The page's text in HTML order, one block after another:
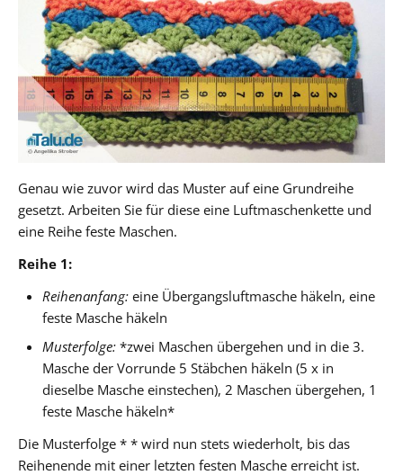
Genau wie zuvor wird das Muster auf eine Grundreihe
gesetzt. Arbeiten Sie für diese eine Luftmaschenkette und
eine Reihe feste Maschen.
Reihe 1:
Reihenanfang: eine Übergangsluftmasche häkeln, eine
feste Masche häkeln
Musterfolge: *zwei Maschen übergehen und in die 3.
Masche der Vorrunde 5 Stäbchen häkeln (5 x in
dieselbe Masche einstechen), 2 Maschen übergehen, 1
feste Masche häkeln*
Die Musterfolge * * wird nun stets wiederholt, bis das
Reihenende mit einer letzten festen Masche erreicht ist.